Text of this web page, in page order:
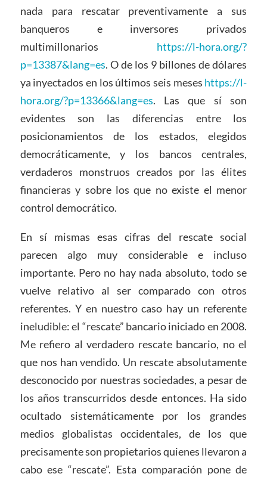
nada para rescatar preventivamente a sus
banqueros e inversores privados
multimillonarios https://l-hora.org/?
p=13387&lang=es. O de los 9 billones de dólares
ya inyectados en los últimos seis meses https://l-
hora.org/?p=13366&lang=es. Las que sí son
evidentes son las diferencias entre los
posicionamientos de los estados, elegidos
democráticamente, y los bancos centrales,
verdaderos monstruos creados por las élites
financieras y sobre los que no existe el menor
control democrático.
En sí mismas esas cifras del rescate social
parecen algo muy considerable e incluso
importante. Pero no hay nada absoluto, todo se
vuelve relativo al ser comparado con otros
referentes. Y en nuestro caso hay un referente
ineludible: el “rescate” bancario iniciado en 2008.
Me refiero al verdadero rescate bancario, no el
que nos han vendido. Un rescate absolutamente
desconocido por nuestras sociedades, a pesar de
los años transcurridos desde entonces. Ha sido
ocultado sistemáticamente por los grandes
medios globalistas occidentales, de los que
precisamente son propietarios quienes llevaron a
cabo ese “rescate”. Esta comparación pone de